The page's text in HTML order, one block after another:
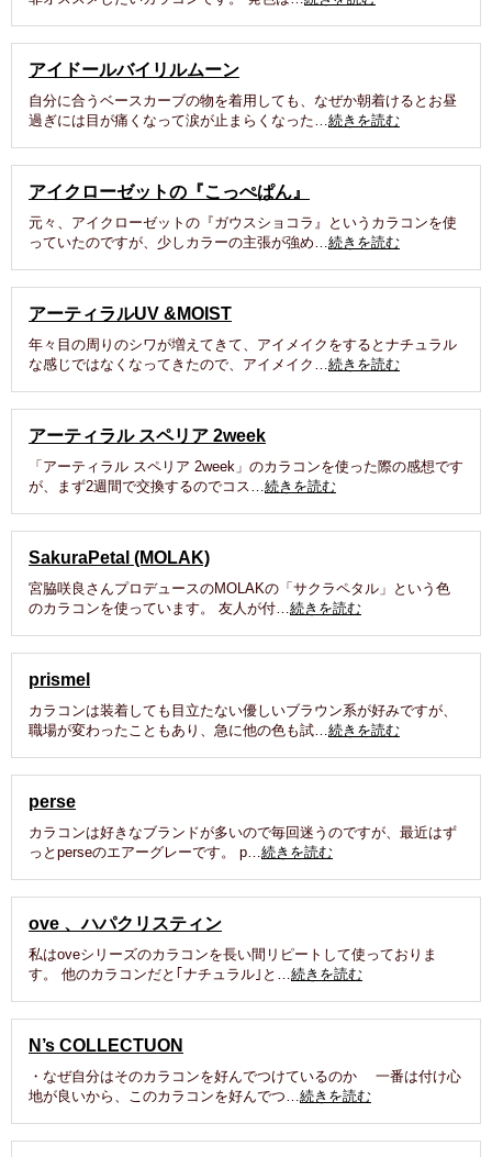
アイドールバイリルムーン
自分に合うベースカーブの物を着用しても、なぜか朝着けるとお昼
過ぎには目が痛くなって涙が止まらくなった…続きを読む
アイクローゼットの『こっぺぱん』
元々、アイクローゼットの『ガウスショコラ』というカラコンを使
っていたのですが、少しカラーの主張が強め…続きを読む
アーティラルUV &MOIST
年々目の周りのシワが増えてきて、アイメイクをするとナチュラル
な感じではなくなってきたので、アイメイク…続きを読む
アーティラル スペリア 2week
「アーティラル スペリア 2week」のカラコンを使った際の感想です
が、まず2週間で交換するのでコス…続きを読む
SakuraPetal (MOLAK)
宮脇咲良さんプロデュースのMOLAKの「サクラペタル」という色
のカラコンを使っています。 友人が付…続きを読む
prismel
カラコンは装着しても目立たない優しいブラウン系が好みですが、
職場が変わったこともあり、急に他の色も試…続きを読む
perse
カラコンは好きなブランドが多いので毎回迷うのですが、最近はず
っとperseのエアーグレーです。 p…続きを読む
ove 、ハパクリスティン
私はoveシリーズのカラコンを長い間リピートして使っておりま
す。 他のカラコンだと｢ナチュラル｣と…続きを読む
N’s COLLECTUON
・なぜ自分はそのカラコンを好んでつけているのか 一番は付け心
地が良いから、このカラコンを好んでつ…続きを読む